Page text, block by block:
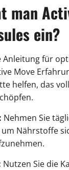
man
ein?
Anleitung für
Move
helfen, das
Nehmen Sie
Nährstoffe
Nutzen Sie die